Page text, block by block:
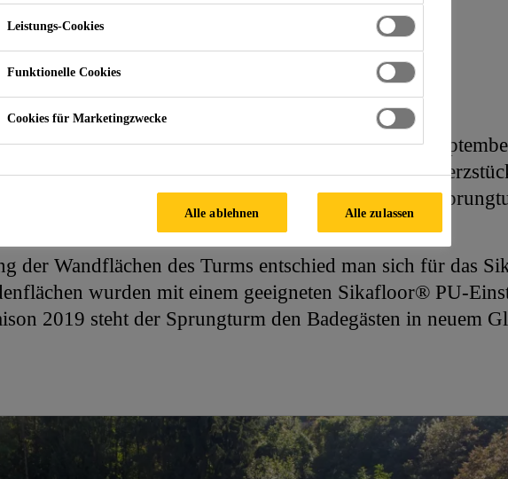
Stadtfreibad in Steyr von Anfang Mai bis Mitte
1.300 m² Wasserfläche für Groß und Klein. Das
von 825 m² und dem 10 Meter hohen
seit 2009 unter Denkmalschutz.
der Wandflächen des Turms entschied man sich für das
wurden mit einem geeigneten Sikafloor® PU-
2019 steht der Sprungturm den Badegästen in neuem
Leistungs-Cookies
Funktionelle Cookies
Cookies für Marketingzwecke
Alle ablehnen Alle zulassen